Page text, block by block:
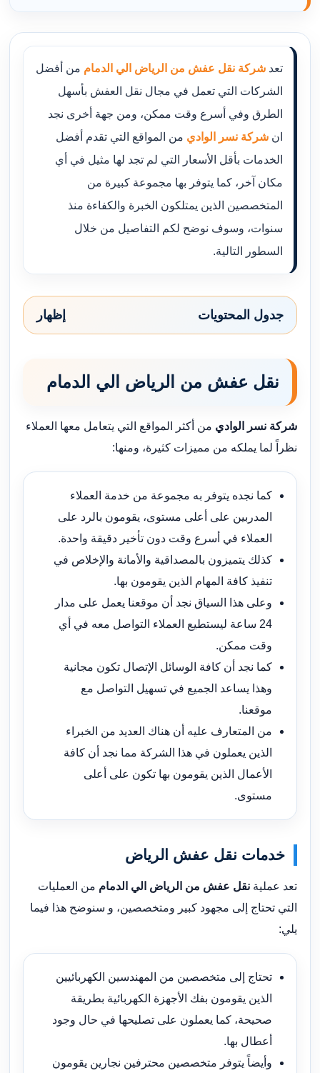
تعدشركة نقل عفش من الرياض الي الدمام من أفضل
الشركات التي تعمل في مجال نقل العفش بأسهل
الطرق وفي أسرع وقت ممكن، ومن جهة أخرى نجد
انشركة نسر الوادي من المواقع التي تقدم أفضل
الخدمات بأقل الأسعار التي لم تجد لها مثيل في أي
مكان آخر، كما يتوفر بها مجموعة كبيرة من
المتخصصين الذين يمتلكون الخبرة والكفاءة منذ
سنوات، وسوف نوضح لكم التفاصيل من خلال
السطور التالية.
جدول المحتويات إظهار
نقل عفش من الرياض الي الدمام
شركة نسر الوادي من أكثر المواقع التي يتعامل معها العملاء
نظراً لما يملكه من مميزات كثيرة، ومنها:
كما نجده يتوفر به مجموعة من خدمة العملاء
المدربين على أعلى مستوى، يقومون بالرد على
العملاء في أسرع وقت دون تأخير دقيقة واحدة.
كذلك يتميزون بالمصداقية والأمانة والإخلاص في
تنفيذ كافة المهام الذين يقومون بها.
وعلى هذا السياق نجد أن موقعنا يعمل على مدار
24 ساعة ليستطيع العملاء التواصل معه في أي
وقت ممكن.
كما نجد أن كافة الوسائل الإتصال تكون مجانية
وهذا يساعد الجميع في تسهيل التواصل مع
موقعنا.
من المتعارف عليه أن هناك العديد من الخبراء
الذين يعملون في هذا الشركة مما نجد أن كافة
الأعمال الذين يقومون بها تكون على أعلى
مستوى.
خدمات نقل عفش الرياض
تعد عمليةنقل عفش من الرياض الي الدمام من العمليات
التي تحتاج إلى مجهود كبير ومتخصصين، و سنوضح هذا فيما
يلي:
تحتاج إلى متخصصين من المهندسين الكهربائيين
الذين يقومون بفك الأجهزة الكهربائية بطريقة
صحيحة، كما يعملون على تصليحها في حال وجود
أعطال بها.
وأيضاً يتوفر متخصصين محترفين نجارين يقومون